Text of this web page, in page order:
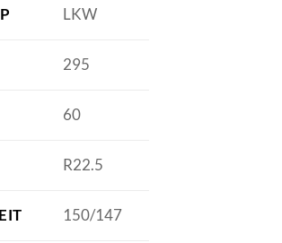
LKW
295
60
R22.5
150/147